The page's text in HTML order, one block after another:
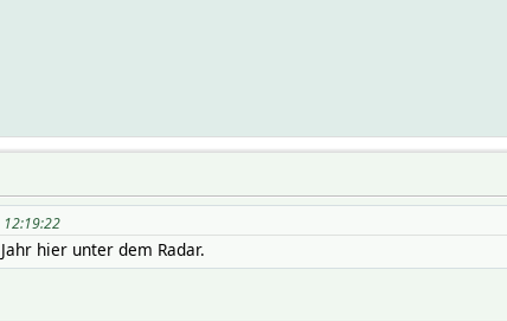
12:19:22
hier unter dem Radar.